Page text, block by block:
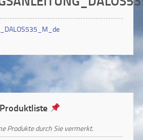
Produktliste
Produkte durch Sie vermerkt.